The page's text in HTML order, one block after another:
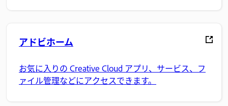
アドビホーム
お気に入りの Creative Cloud アプリ、サービス、フ
ァイル管理などにアクセスできます。